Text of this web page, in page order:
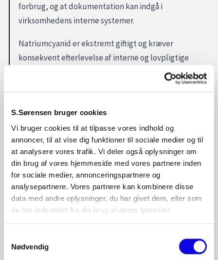
S.Sørensen bruger cookies
Vi bruger cookies til at tilpasse vores indhold og
annoncer, til at vise dig funktioner til sociale medier og til
at analysere vores trafik. Vi deler også oplysninger om
din brug af vores hjemmeside med vores partnere inden
for sociale medier, annonceringspartnere og
analysepartnere. Vores partnere kan kombinere disse
data med andre oplysninger, du har givet dem, eller som
de har indsamlet fra din brug af deres tjenester.
Nødvendig
forbrug, og at dokumentation kan indgå i
virksomhedens interne systemer.
Natriumcyanid er ekstremt giftigt og kræver
konsekvent efterlevelse af interne og lovpligtige
procedurer for håndtering, opbevaring og sikkerhed.
Leverance og brug skal altid ske inden for jeres
Skal I bruge natriumcyanid?
Hvis natriumcyanid indgår i en specialproces hos jer,
hjælper S. Sørensen med at afklare leverancen inden
for jeres krav til sikker håndtering, planlagt forbrug og
dokumentation. Få B2B-aftale hos S. Sørensen.
SE ALLE